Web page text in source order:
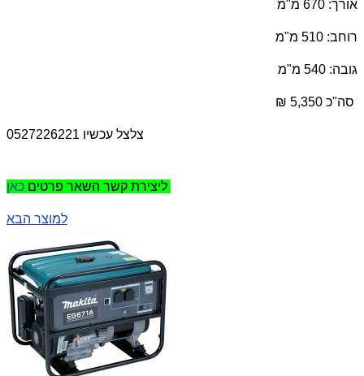
אורך: 670 מ"מ
רוחב: 510 מ"מ
גובה: 540 מ"מ
סה"כ 5,350 ₪
צלצל עכשיו 0527226221
ליצירת קשר השאר פרטים
למוצר הבא